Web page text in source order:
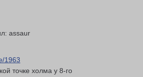
assaur
1963
точке холма у 8-го